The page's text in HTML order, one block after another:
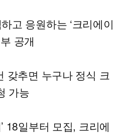
고 응원하는 ‘크리에이
공개
갖추면 누구나 정식 크
가능
18일부터 모집, 크리에